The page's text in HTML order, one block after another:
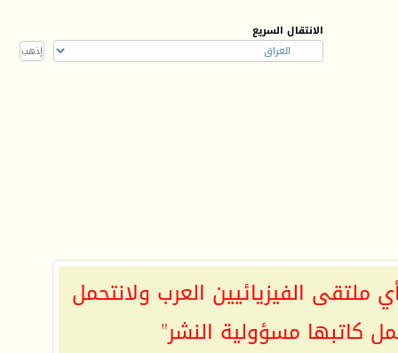
الانتقال السريع
ملتقى الفيزيائيين العرب ولانتحمل
كاتبها مسؤولية النشر"